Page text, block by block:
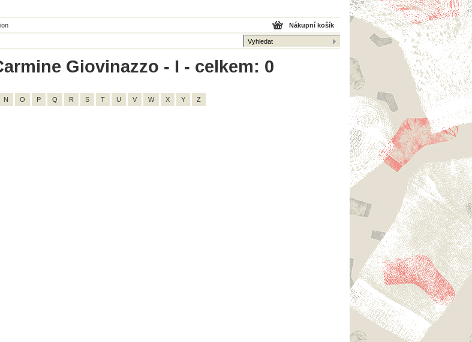
Nákupní košík
Giovinazzo - I - celkem: 0
N O P Q R S T U V W X Y Z